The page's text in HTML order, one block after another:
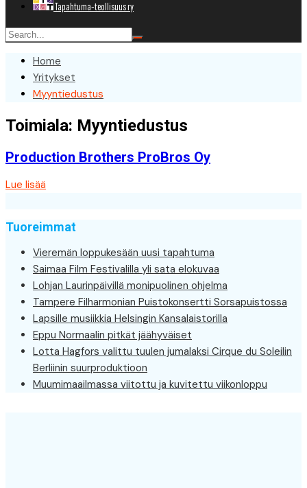
Tapahtuma-teollisuus ry
Home
Yritykset
Myyntiedustus
Toimiala: Myyntiedustus
Production Brothers ProBros Oy
Lue lisää
Tuoreimmat
Vieremän loppukesään uusi tapahtuma
Saimaa Film Festivalilla yli sata elokuvaa
Lohjan Laurinpäivillä monipuolinen ohjelma
Tampere Filharmonian Puistokonsertti Sorsapuistossa
Lapsille musiikkia Helsingin Kansalaistorilla
Eppu Normaalin pitkät jäähyväiset
Lotta Hagfors valittu tuulen jumalaksi Cirque du Soleilin
Berliinin suurproduktioon
Muumimaailmassa viitottu ja kuvitettu viikonloppu